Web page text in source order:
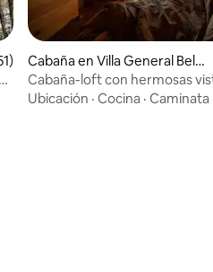
promedio: 4,94 de 5. 51
Cabaña en Villa General Belgr
ano
Cabaña-loft con hermosas
Sierras
Ubicación · Cocina · Caminata